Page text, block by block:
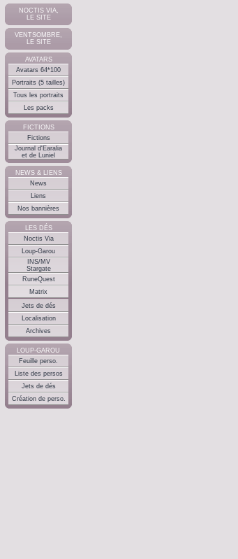
NOCTIS VIA,
LE SITE
VENTSOMBRE,
LE SITE
AVATARS
Avatars 64*100
Portraits (5 tailles)
Tous les portraits
Les packs
FICTIONS
Fictions
Journal d'Earalia
et de Luniel
NEWS & LIENS
News
Liens
Nos bannières
LES DÉS
Noctis Via
Loup-Garou
INS/MV
Stargate
RuneQuest
Matrix
Jets de dés
Localisation
Archives
LOUP-GAROU
Feuille perso.
Liste des persos
Jets de dés
Création de perso.